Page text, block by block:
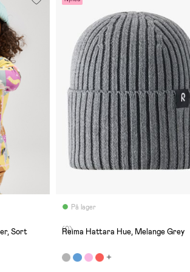
Sort
På lager
(0)
Reima Hattara Hue, Melange Grey